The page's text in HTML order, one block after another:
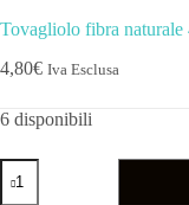
Tovagliolo fibra
4,80€ Iva Esclusa
6 disponibili